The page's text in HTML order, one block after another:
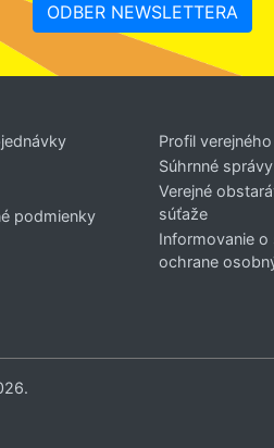
ODBER NEWSLETTERA
podmienky
Profil
Súhrnné správy
Verejné
súťaže
Informovanie o
ochrane